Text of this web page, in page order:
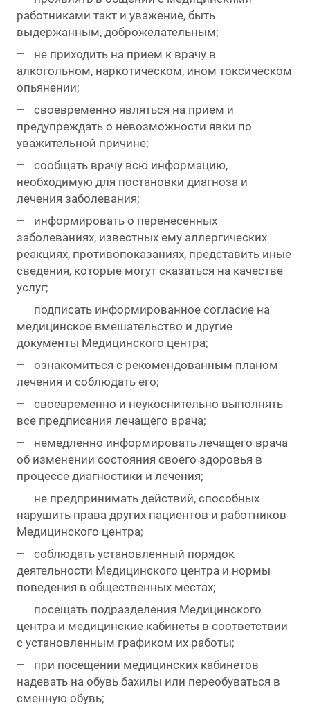
работниками такт и уважение, быть
выдержанным, доброжелательным;
не приходить на прием к врачу в
алкогольном, наркотическом, ином токсическом
опьянении;
своевременно являться на прием и
предупреждать о невозможности явки по
уважительной причине;
сообщать врачу всю информацию,
необходимую для постановки диагноза и
лечения заболевания;
информировать о перенесенных
заболеваниях, известных ему аллергических
реакциях, противопоказаниях, представить иные
сведения, которые могут сказаться на качестве
услуг;
подписать информированное согласие на
медицинское вмешательство и другие
документы Медицинского центра;
ознакомиться с рекомендованным планом
лечения и соблюдать его;
своевременно и неукоснительно выполнять
все предписания лечащего врача;
немедленно информировать лечащего врача
об изменении состояния своего здоровья в
процессе диагностики и лечения;
не предпринимать действий, способных
нарушить права других пациентов и работников
Медицинского центра;
соблюдать установленный порядок
деятельности Медицинского центра и нормы
поведения в общественных местах;
посещать подразделения Медицинского
центра и медицинские кабинеты в соответствии
с установленным графиком их работы;
при посещении медицинских кабинетов
надевать на обувь бахилы или переобуваться в
сменную обувь;